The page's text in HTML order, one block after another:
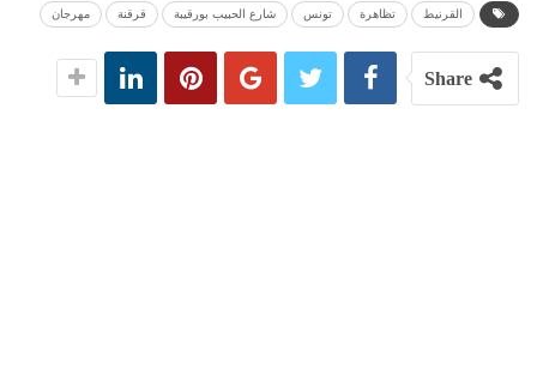
القرنيط تظاهرة تونس شارع الحبيب بورقيبة قرقنة مهرجان
Share